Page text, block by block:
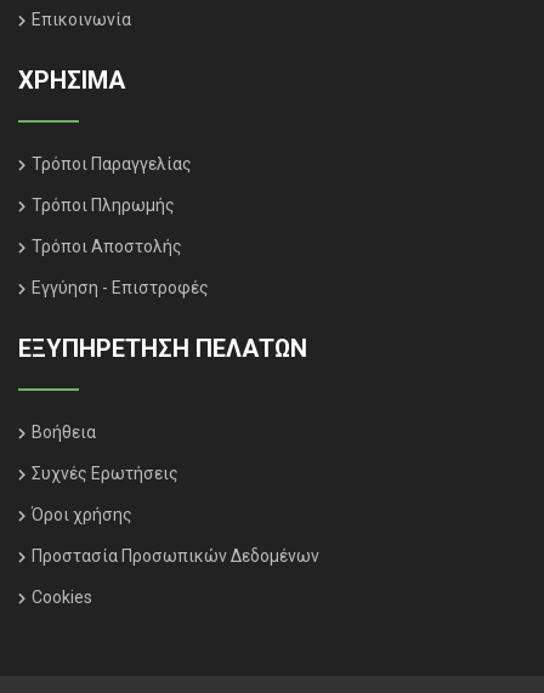
Επικοινωνία
ΧΡΗΣΙΜΑ
Τρόποι Παραγγελίας
Τρόποι Πληρωμής
Τρόποι Αποστολής
Εγγύηση - Επιστροφές
ΕΞΥΠΗΡΈΤΗΣΗ ΠΕΛΑΤΏΝ
Βοήθεια
Συχνές Ερωτήσεις
Όροι χρήσης
Προστασία Προσωπικών Δεδομένων
Cookies